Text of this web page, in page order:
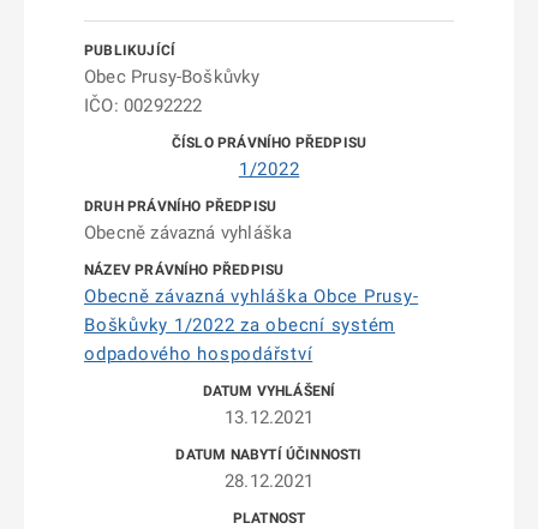
Obec Prusy-Boškůvky
IČO: 00292222
1/2022
Obecně závazná vyhláška
Obecně závazná vyhláška Obce Prusy-
Boškůvky 1/2022 za obecní systém
odpadového hospodářství
13.12.2021
28.12.2021